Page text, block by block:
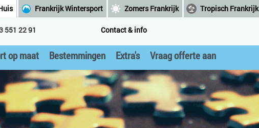
Frankrijk Wintersport Zomers Frankrijk Tropisch Frankrijk
551 22 91 Contact & info
op maat Bestemmingen Extra's Vraag offerte aan